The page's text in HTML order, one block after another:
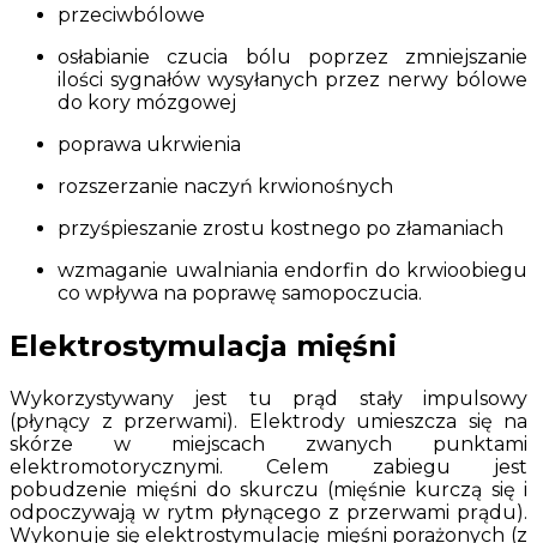
przeciwbólowe
osłabianie czucia bólu poprzez zmniejszanie
ilości sygnałów wysyłanych przez nerwy bólowe
do kory mózgowej
poprawa ukrwienia
rozszerzanie naczyń krwionośnych
przyśpieszanie zrostu kostnego po złamaniach
wzmaganie uwalniania endorfin do krwioobiegu
co wpływa na poprawę samopoczucia.
Elektrostymulacja mięśni
Wykorzystywany jest tu prąd stały impulsowy
(płynący z przerwami). Elektrody umieszcza się na
skórze w miejscach zwanych punktami
elektromotorycznymi. Celem zabiegu jest
pobudzenie mięśni do skurczu (mięśnie kurczą się i
odpoczywają w rytm płynącego z przerwami prądu).
Wykonuje się elektrostymulację mięśni porażonych (z